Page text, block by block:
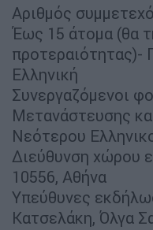
Αριθμός
Έως 15 άτομα (θα
προτεραιότητας)-
Ελληνική
Συνεργαζόμενοι
Μετανάστευσης
Νεότερου
Διεύθυνση χώρου
10556, Αθήνα
Υπεύθυνες
Κατσελάκη, Όλγα